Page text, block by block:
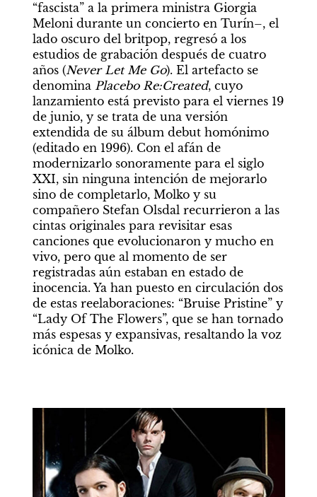
“fascista” a la primera ministra Giorgia
Meloni durante un concierto en Turín–, el
lado oscuro del britpop, regresó a los
estudios de grabación después de cuatro
años (Never Let Me Go). El artefacto se
denomina Placebo Re:Created, cuyo
lanzamiento está previsto para el viernes 19
de junio, y se trata de una versión
extendida de su álbum debut homónimo
(editado en 1996). Con el afán de
modernizarlo sonoramente para el siglo
XXI, sin ninguna intención de mejorarlo
sino de completarlo, Molko y su
compañero Stefan Olsdal recurrieron a las
cintas originales para revisitar esas
canciones que evolucionaron y mucho en
vivo, pero que al momento de ser
registradas aún estaban en estado de
inocencia. Ya han puesto en circulación dos
de estas reelaboraciones: “Bruise Pristine” y
“Lady Of The Flowers”, que se han tornado
más espesas y expansivas, resaltando la voz
icónica de Molko.